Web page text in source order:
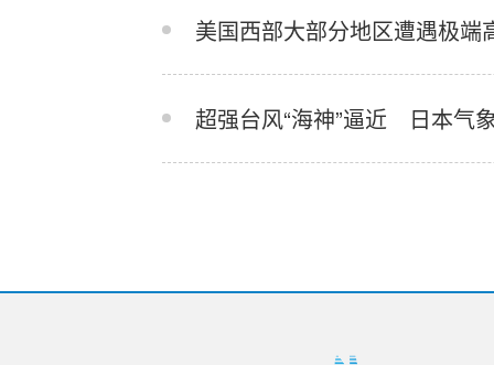
美国西部大部分地区遭遇极端
超强台风“海神”逼近 日本气